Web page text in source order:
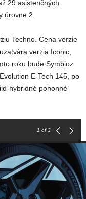
29 asistenčných
úrovne 2.
Techno. Cena verzie
verzia Iconic,
roku bude Symbioz
E-Tech 145, po
hybridné pohonné
1 of 3